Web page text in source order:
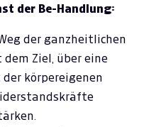
der Be-Handlung:
der ganzheitlichen
Ziel, über eine
körpereigenen